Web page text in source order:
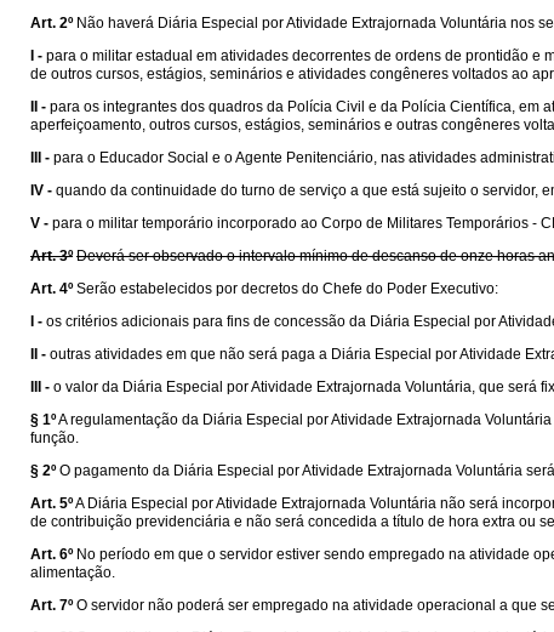
Art. 2º Não haverá Diária Especial por Atividade Extrajornada Voluntária nos
I - para o militar estadual em atividades decorrentes de ordens de prontidão e
de outros cursos, estágios, seminários e atividades congêneres voltados ao
II - para os integrantes dos quadros da Polícia Civil e da Polícia Científica, em
aperfeiçoamento, outros cursos, estágios, seminários e outras congêneres
III - para o Educador Social e o Agente Penitenciário, nas atividades
IV - quando da continuidade do turno de serviço a que está sujeito o servidor,
V - para o militar temporário incorporado ao Corpo de Militares Temporários -
Art. 3º Deverá ser observado o intervalo mínimo de descanso de onze horas
Art. 4º Serão estabelecidos por decretos do Chefe do Poder Executivo:
I - os critérios adicionais para fins de concessão da Diária Especial por
II - outras atividades em que não será paga a Diária Especial por Atividade
III - o valor da Diária Especial por Atividade Extrajornada Voluntária, que será
§ 1ºA regulamentação da Diária Especial por Atividade Extrajornada
função.
§ 2º O pagamento da Diária Especial por Atividade Extrajornada Voluntária
Art. 5ºA Diária Especial por Atividade Extrajornada Voluntária não será
de contribuição previdenciária e não será concedida a título de hora extra ou
Art. 6º No período em que o servidor estiver sendo empregado na atividade
alimentação.
Art. 7º O servidor não poderá ser empregado na atividade operacional a que